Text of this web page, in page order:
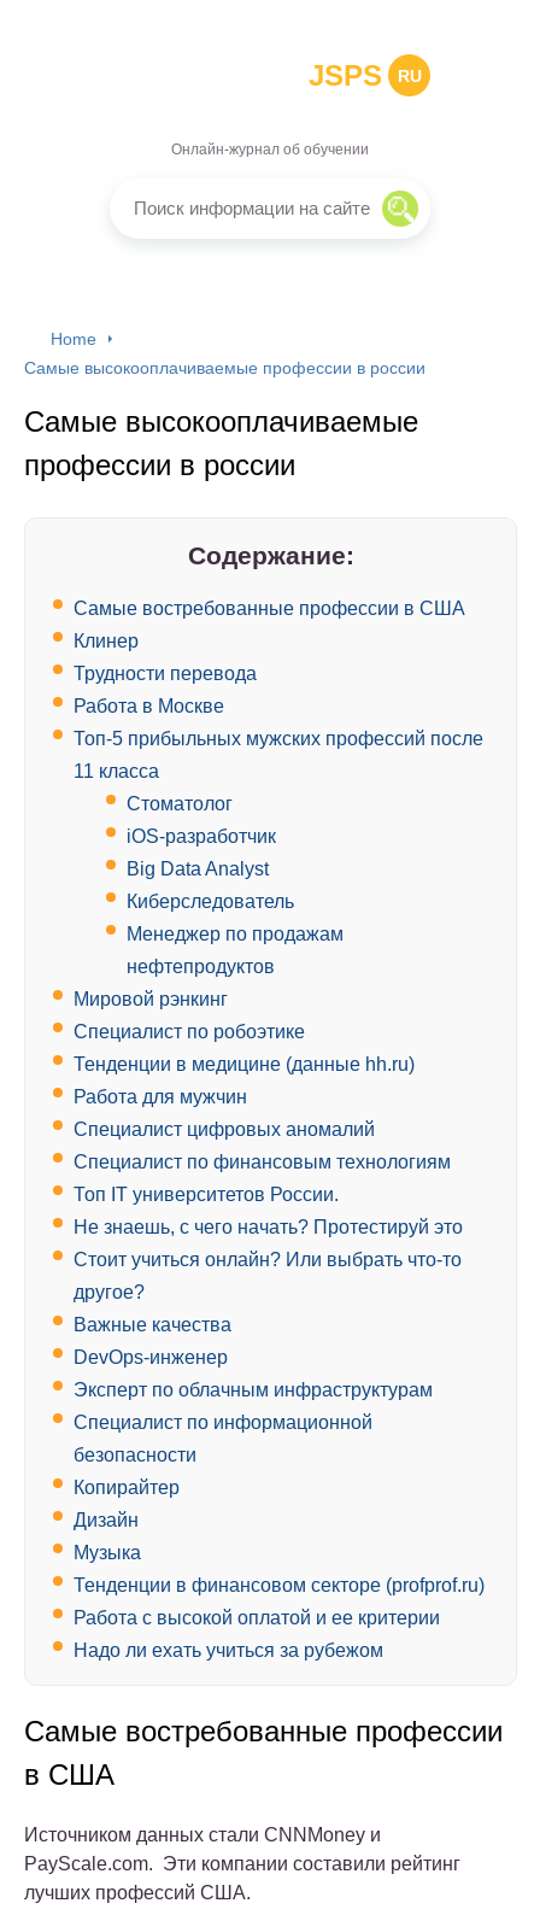
JSPS RU
Онлайн-журнал об обучении
Home
Самые высокооплачиваемые профессии в россии
Самые высокооплачиваемые
профессии в россии
Содержание:
Самые востребованные профессии в США
Клинер
Трудности перевода
Работа в Москве
Топ-5 прибыльных мужских профессий после
11 класса
Стоматолог
iOS-разработчик
Big Data Analyst
Киберследователь
Менеджер по продажам
нефтепродуктов
Мировой рэнкинг
Специалист по робоэтике
Тенденции в медицине (данные hh.ru)
Работа для мужчин
Специалист цифровых аномалий
Специалист по финансовым технологиям
Топ IT университетов России.
Не знаешь, с чего начать? Протестируй это
Стоит учиться онлайн? Или выбрать что-то
другое?
Важные качества
DevOps-инженер
Эксперт по облачным инфраструктурам
Специалист по информационной
безопасности
Копирайтер
Дизайн
Музыка
Тенденции в финансовом секторе (profprof.ru)
Работа с высокой оплатой и ее критерии
Надо ли ехать учиться за рубежом
Самые востребованные профессии
в США
Источником данных стали CNNMoney и
PayScale.com. Эти компании составили рейтинг
лучших профессий США.